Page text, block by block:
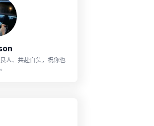
人、共赴白头，祝你也